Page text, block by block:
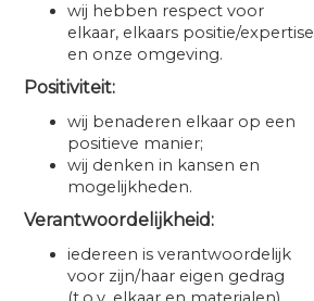
wij hebben respect voor
elkaar, elkaars positie/expertise
en onze omgeving.
Positiviteit:
wij benaderen elkaar op een
positieve manier;
wij denken in kansen en
mogelijkheden.
Verantwoordelijkheid:
iedereen is verantwoordelijk
voor zijn/haar eigen gedrag